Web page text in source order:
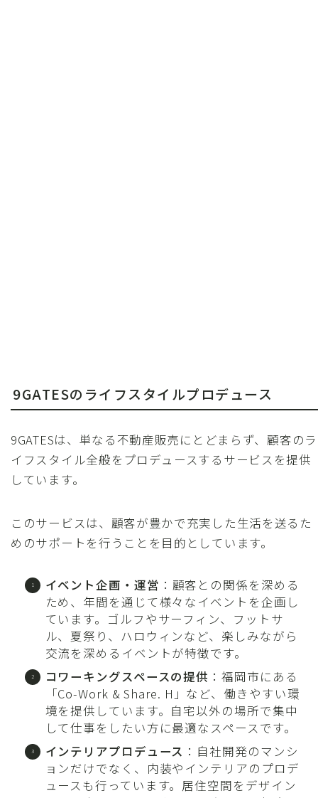
9GATESのライフスタイルプロデュース
9GATESは、単なる不動産販売にとどまらず、顧客のラ
イフスタイル全般をプロデュースするサービスを提供
しています。
このサービスは、顧客が豊かで充実した生活を送るた
めのサポートを行うことを目的としています。
イベント企画・運営 ：顧客との関係を深める
ため、年間を通じて様々なイベントを企画し
ています。ゴルフやサーフィン、フットサ
ル、夏祭り、ハロウィンなど、楽しみながら
交流を深めるイベントが特徴です。
コワーキングスペースの提供 ：福岡市にある
「Co-Work & Share. H」など、働きやすい環
境を提供しています。自宅以外の場所で集中
して仕事をしたい方に最適なスペースです。
インテリアプロデュース ：自社開発のマンシ
ョンだけでなく、内装やインテリアのプロデ
ュースも行っています。居住空間をデザイン